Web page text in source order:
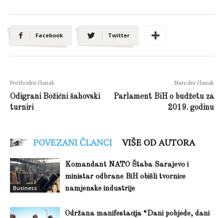
Facebook Twitter
Prethodni članak
Odigrani Božićni šahovski
turniri
Naredni članak
Parlament BiH o budžetu za
2019. godinu
POVEZANI ČLANCI VIŠE OD AUTORA
Business
Komandant NATO Štaba Sarajevo i
ministar odbrane BiH obišli tvornice
namjenske industrije
Održana manifestacija “Dani pobjede, dani